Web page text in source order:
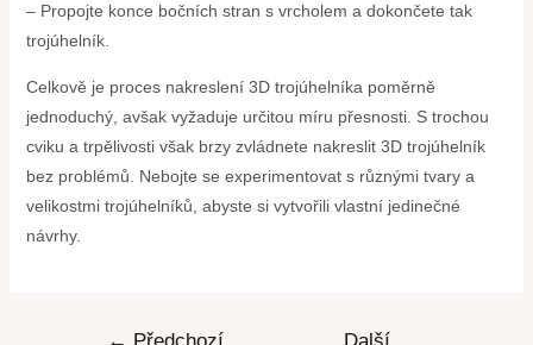
– Propojte konce bočních stran s vrcholem a dokončete tak
trojúhelník.
Celkově je proces nakreslení 3D trojúhelníka poměrně
jednoduchý, avšak vyžaduje určitou míru přesnosti. S trochou
cviku a trpělivosti však brzy zvládnete nakreslit 3D trojúhelník
bez problémů. Nebojte se experimentovat s různými tvary a
velikostmi trojúhelníků, abyste si vytvořili vlastní jedinečné
návrhy.